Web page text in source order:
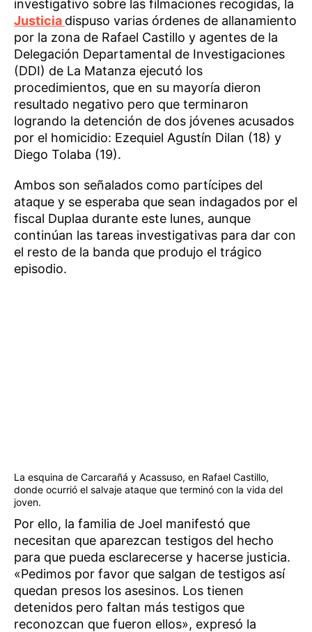
investigativo sobre las filmaciones recogidas, la
Justicia dispuso varias órdenes de allanamiento
por la zona de Rafael Castillo y agentes de la
Delegación Departamental de Investigaciones
(DDI) de La Matanza ejecutó los
procedimientos, que en su mayoría dieron
resultado negativo pero que terminaron
logrando la detención de dos jóvenes acusados
por el homicidio: Ezequiel Agustín Dilan (18) y
Diego Tolaba (19).
Ambos son señalados como partícipes del
ataque y se esperaba que sean indagados por el
fiscal Duplaa durante este lunes, aunque
continúan las tareas investigativas para dar con
el resto de la banda que produjo el trágico
episodio.
La esquina de Carcarañá y Acassuso, en Rafael Castillo,
donde ocurrió el salvaje ataque que terminó con la vida del
joven.
Por ello, la familia de Joel manifestó que
necesitan que aparezcan testigos del hecho
para que pueda esclarecerse y hacerse justicia.
«Pedimos por favor que salgan de testigos así
quedan presos los asesinos. Los tienen
detenidos pero faltan más testigos que
reconozcan que fueron ellos», expresó la